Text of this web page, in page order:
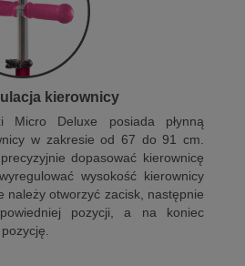
kierownicy
Micro Deluxe posiada płynną
w zakresie od 67 do 91 cm.
dopasować kierownicę
wysokość kierownicy
należy otworzyć zacisk, następnie
pozycji, a na koniec